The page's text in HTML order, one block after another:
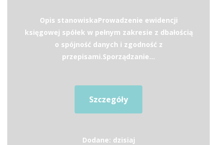
Opis stanowiskaProwadzenie ewidencji
księgowej spółek w pełnym zakresie z dbałością
o spójność danych i zgodność z
przepisami.Sporządzanie...
Szczegóły
Dodane: dzisiaj